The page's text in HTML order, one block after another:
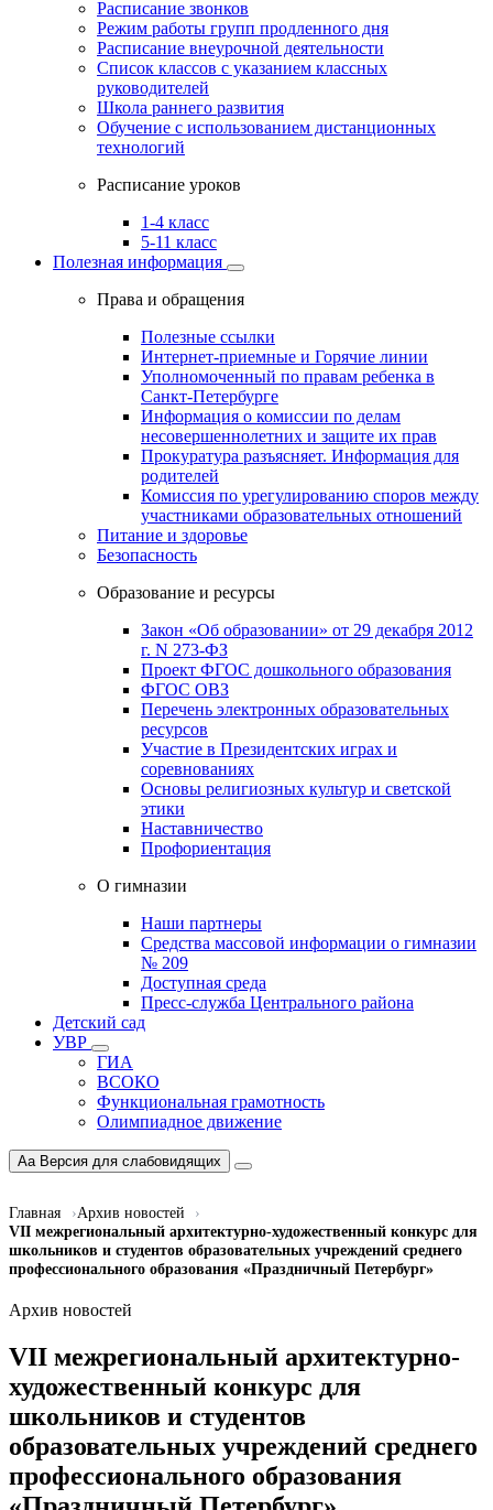
Расписание звонков
Режим работы групп продленного дня
Расписание внеурочной деятельности
Список классов с указанием классных
руководителей
Школа раннего развития
Обучение с использованием дистанционных
технологий
Расписание уроков
1-4 класс
5-11 класс
Полезная информация
Права и обращения
Полезные ссылки
Интернет-приемные и Горячие линии
Уполномоченный по правам ребенка в
Санкт-Петербурге
Информация о комиссии по делам
несовершеннолетних и защите их прав
Прокуратура разъясняет. Информация для
родителей
Комиссия по урегулированию споров между
участниками образовательных отношений
Питание и здоровье
Безопасность
Образование и ресурсы
Закон «Об образовании» от 29 декабря 2012
г. N 273-ФЗ
Проект ФГОС дошкольного образования
ФГОС ОВЗ
Перечень электронных образовательных
ресурсов
Участие в Президентских играх и
соревнованиях
Основы религиозных культур и светской
этики
Наставничество
Профориентация
О гимназии
Наши партнеры
Средства массовой информации о гимназии
№ 209
Доступная среда
Пресс-служба Центрального района
Детский сад
УВР
ГИА
ВСОКО
Функциональная грамотность
Олимпиадное движение
Aa Версия для слабовидящих
Главная
Архив новостей
VII межрегиональный архитектурно-художественный конкурс для
школьников и студентов образовательных учреждений среднего
профессионального образования «Праздничный Петербург»
Архив новостей
VII межрегиональный архитектурно-
художественный конкурс для
школьников и студентов
образовательных учреждений среднего
профессионального образования